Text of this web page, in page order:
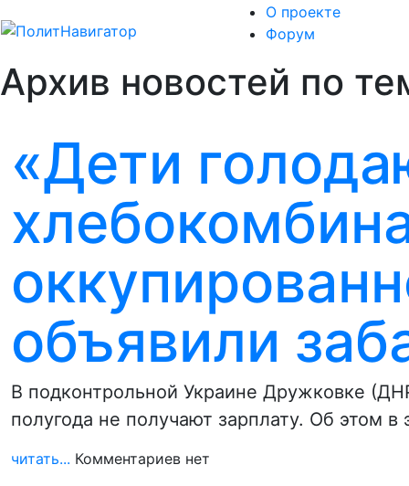
О проекте
Форум
Архив новостей по
«Дети
объявили
В подконтрольной Украине Дружковке
полугода не получают зарплату. Об этом
читать... Комментариев нет